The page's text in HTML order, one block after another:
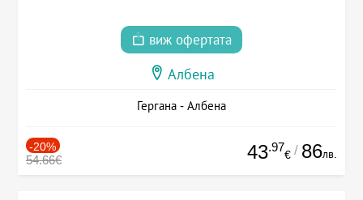
виж офертата
Албена
Гергана - Албена
-20%
54.66€ 43.97
€ / 86лв.